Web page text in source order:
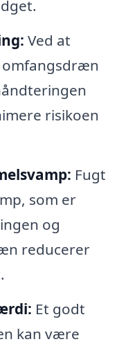
Ved at
risikoen
Fugt
som er
og
reducerer
Et godt
kan være